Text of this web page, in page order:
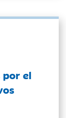
por el